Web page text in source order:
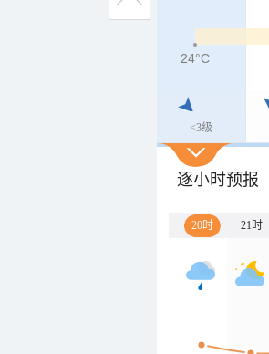
<3级
24°C
逐小时预报
20时 21时